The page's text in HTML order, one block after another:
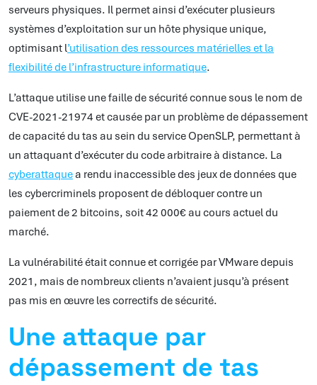
serveurs physiques. Il permet ainsi d’exécuter plusieurs
systèmes d’exploitation sur un hôte physique unique,
optimisant l’utilisation des ressources matérielles et la
flexibilité de l’infrastructure informatique.
L’attaque utilise une faille de sécurité connue sous le nom de
CVE-2021-21974 et causée par un problème de dépassement
de capacité du tas au sein du service OpenSLP, permettant à
un attaquant d’exécuter du code arbitraire à distance. La
cyberattaquea rendu inaccessible des jeux de données que
les cybercriminels proposent de débloquer contre un
paiement de 2 bitcoins, soit 42 000€ au cours actuel du
marché.
La vulnérabilité était connue et corrigée par VMware depuis
2021, mais de nombreux clients n’avaient jusqu’à présent
pas mis en œuvre les correctifs de sécurité.
Une attaque par
dépassement de tas